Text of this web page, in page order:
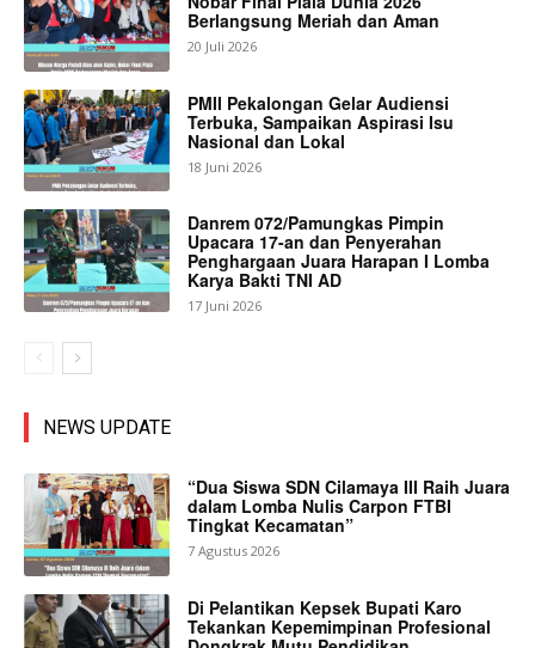
Berlangsung Meriah dan Aman
20 Juli 2026
PMII Pekalongan Gelar Audiensi
Terbuka, Sampaikan Aspirasi Isu
Nasional dan Lokal
18 Juni 2026
Danrem 072/Pamungkas Pimpin
Upacara 17-an dan Penyerahan
Penghargaan Juara Harapan I Lomba
Karya Bakti TNI AD
17 Juni 2026
NEWS UPDATE
“Dua Siswa SDN Cilamaya III Raih Juara
dalam Lomba Nulis Carpon FTBI
Tingkat Kecamatan”
7 Agustus 2026
Di Pelantikan Kepsek Bupati Karo
Tekankan Kepemimpinan Profesional